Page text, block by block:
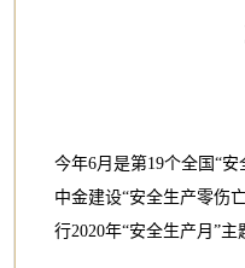
今年6月是第19个全国“
中金建设“安全生产零伤
行2020年“安全生产月”主